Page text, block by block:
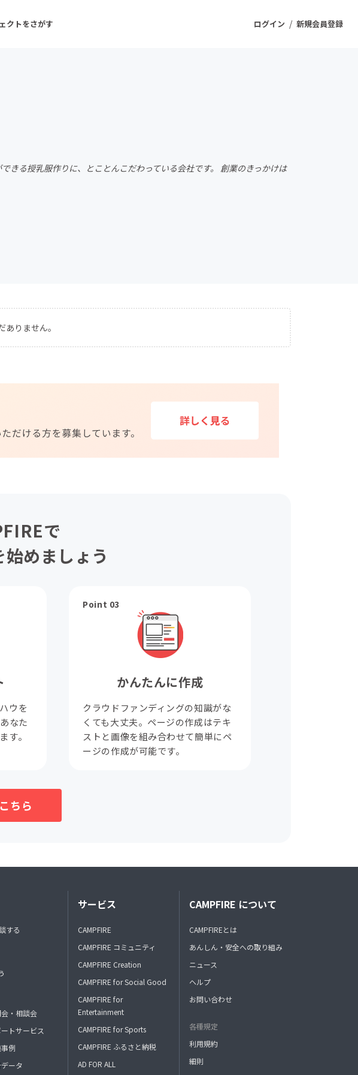
ログイン / 新規会員登録
クトをさがす
フード・飲食店
ファッション
コミュニティ
きる授乳服作りに、とことんこだわっている会社です。 創業のきっかけは
りません。
で
めましょう
ウを
なた
す。
Point 03
かんたんに作成
クラウドファンディングの知識がな
くても大丈夫。ページの作成はテキ
ストと画像を組み合わせて簡単にペ
ージの作成が可能です。
ちら
する
・相談会
トサービス
例
ータ
サービス
CAMPFIRE
CAMPFIRE コミュニティ
CAMPFIRE Creation
CAMPFIRE for Social Good
CAMPFIRE for
Entertainment
CAMPFIRE for Sports
CAMPFIRE ふるさと納税
AD FOR ALL
CAMPFIRE について
CAMPFIREとは
あんしん・安全への取り組み
ニュース
ヘルプ
お問い合わせ
各種規定
利用規約
細則